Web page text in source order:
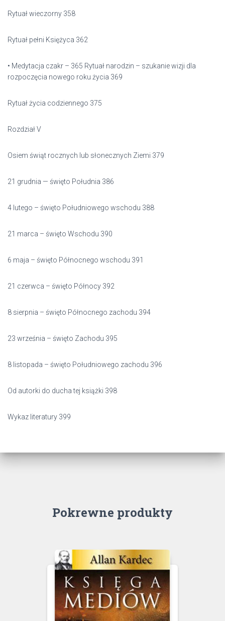
Rytuał wieczorny 358
Rytuał pełni Księżyca 362
• Medytacja czakr – 365 Rytuał narodzin – szukanie wizji dla
rozpoczęcia nowego roku życia 369
Rytuał życia codziennego 375
Rozdział V
Osiem świąt rocznych lub słonecznych Ziemi 379
21 grudnia — święto Południa 386
4 lutego – święto Południowego wschodu 388
21 marca – święto Wschodu 390
6 maja – święto Północnego wschodu 391
21 czerwca – święto Północy 392
8 sierpnia – święto Północnego zachodu 394
23 września – święto Zachodu 395
8 listopada – święto Południowego zachodu 396
Od autorki do ducha tej książki 398
Wykaz literatury 399
Pokrewne produkty